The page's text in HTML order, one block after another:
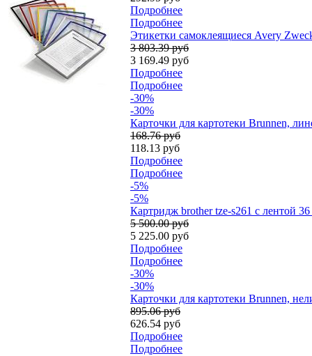
Подробнее
Подробнее
Этикетки самоклеящиеся Avery
3 803.39 руб
3 169.49 руб
Подробнее
Подробнее
-30%
-30%
Карточки для картотеки Brunnen,
168.76 руб
118.13 руб
Подробнее
Подробнее
-5%
-5%
Картридж brother tze-s261 с лентой
5 500.00 руб
5 225.00 руб
Подробнее
Подробнее
-30%
-30%
Карточки для картотеки Brunnen,
895.06 руб
626.54 руб
Подробнее
Подробнее